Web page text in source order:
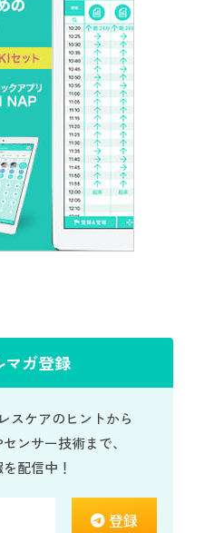
マガ登録
スケアのヒントから
ンサー技術まで、
配信中！
登録